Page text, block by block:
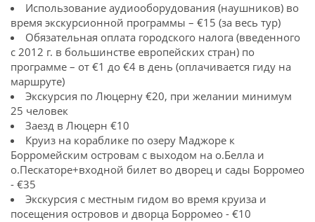
Использование аудиооборудования (наушников) во
время экскурсионной программы – €15 (за весь тур)
Обязательная оплата городского налога (введенного
с 2012 г. в большинстве европейских стран) по
программе – от €1 до €4 в день (оплачивается гиду на
маршруте)
Экскурсия по Люцерну €20, при желании минимум
25 человек
Заезд в Люцерн €10
Круиз на кораблике по озеру Маджоре к
Борромейским островам с выходом на о.Белла и
о.Пескаторе+входной билет во дворец и сады Борромео
- €35
Экскурсия с местным гидом во время круиза и
посещения островов и дворца Борромео - €10